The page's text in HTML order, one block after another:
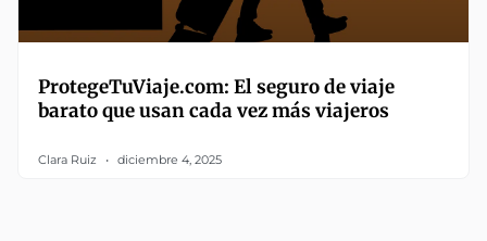
ProtegeTuViaje.com: El seguro de viaje
barato que usan cada vez más viajeros
Clara Ruiz diciembre 4, 2025